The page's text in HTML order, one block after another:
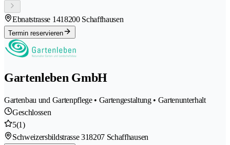
Ebnatstrasse 1418200 Schaffhausen
Termin reservieren
Gartenleben GmbH
Gartenbau und Gartenpflege • Gartengestaltung • Gartenunterhalt
Geschlossen
5(1)
Schweizersbildstrasse 318207 Schaffhausen